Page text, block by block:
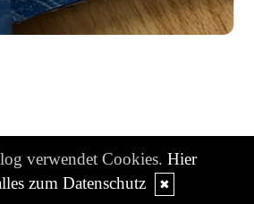
Verlinkt zum...
verwendet Cookies. Hier
zum Datenschutz
✖